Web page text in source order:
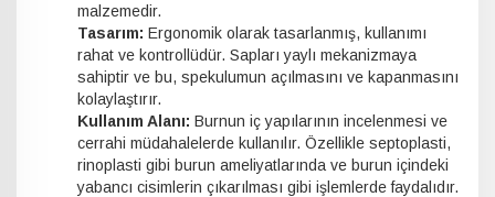
malzemedir.
Tasarım: Ergonomik olarak tasarlanmış, kullanımı
rahat ve kontrollüdür. Sapları yaylı mekanizmaya
sahiptir ve bu, spekulumun açılmasını ve kapanmasını
kolaylaştırır.
Kullanım Alanı: Burnun iç yapılarının incelenmesi ve
cerrahi müdahalelerde kullanılır. Özellikle septoplasti,
rinoplasti gibi burun ameliyatlarında ve burun içindeki
yabancı cisimlerin çıkarılması gibi işlemlerde faydalıdır.